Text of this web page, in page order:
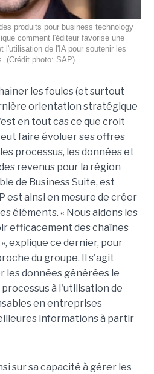
produits pour business technology
comment l'éditeur favorise une
l'utilisation de l'IA pour soutenir les
(Crédit photo: SAP)
les foules (et surtout
orientation stratégique
en tout cas ce que croit
faire évoluer ses offres
processus, les données et
revenus pour la région
de Business Suite, est
est ainsi en mesure de créer
éléments. « Nous aidons les
efficacement des chaînes
explique ce dernier, pour
du groupe. Il s'agit
les données générées le
processus à l'utilisation de
en entreprises
informations à partir
sur sa capacité à gérer les